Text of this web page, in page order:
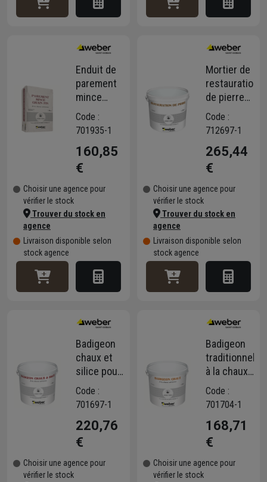
Enduit de
parement
mince
Weber
grain fin - à
aérienne
Code :
701935-1
160,85
€
Choisir une agence pour
vérifier le stock
Trouver du stock en
agence
Livraison disponible selon
stock agence
Mortier de
restauration
de pierre
Weber -
seau de 21
Code :
712697-1
265,44
€
Choisir une agence pour
vérifier le stock
Trouver du stock en
agence
Livraison disponible selon
stock agence
Badigeon
chaux et
silice pour
rénovation
de façade -
seau de 10
KG
Code :
701697-1
220,76
€
Choisir une agence pour
vérifier le stock
Badigeon
traditionnel
à la chaux
aérienne
Weber
Code :
701704-1
168,71
€
Choisir une agence pour
vérifier le stock